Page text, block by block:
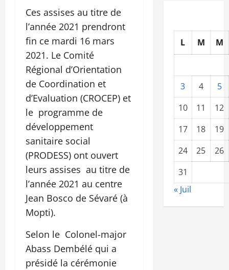
Ces assises au titre de
l’année 2021 prendront
fin ce mardi 16 mars
2021. Le Comité
Régional d’Orientation
de Coordination et
d’Evaluation (CROCEP) et
le programme de
développement
sanitaire social
(PRODESS) ont ouvert
leurs assises au titre de
l’année 2021 au centre
Jean Bosco de Sévaré (à
Mopti).
Selon le Colonel-major
Abass Dembélé qui a
présidé la cérémonie
L M M
3 4
5
10
11
12
17
18
19
24
25
26
31
« Juil